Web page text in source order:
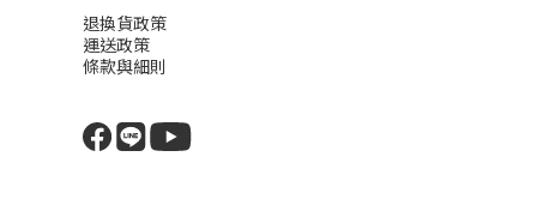
退換貨政策
運送政策
條款與細則